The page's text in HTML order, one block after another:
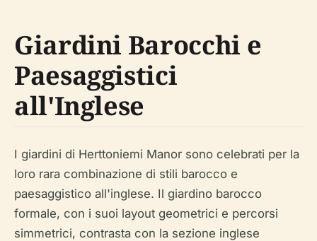
Giardini Barocchi e
Paesaggistici
all'Inglese
I giardini di Herttoniemi Manor sono celebrati per la
loro rara combinazione di stili barocco e
paesaggistico all'inglese. Il giardino barocco
formale, con i suoi layout geometrici e percorsi
simmetrici, contrasta con la sezione inglese